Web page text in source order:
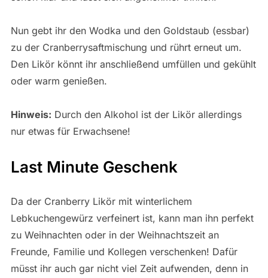
Nun gebt ihr den Wodka und den Goldstaub (essbar)
zu der Cranberrysaftmischung und rührt erneut um.
Den Likör könnt ihr anschließend umfüllen und gekühlt
oder warm genießen.
Hinweis: Durch den Alkohol ist der Likör allerdings
nur etwas für Erwachsene!
Last Minute Geschenk
Da der Cranberry Likör mit winterlichem
Lebkuchengewürz verfeinert ist, kann man ihn perfekt
zu Weihnachten oder in der Weihnachtszeit an
Freunde, Familie und Kollegen verschenken! Dafür
müsst ihr auch gar nicht viel Zeit aufwenden, denn in